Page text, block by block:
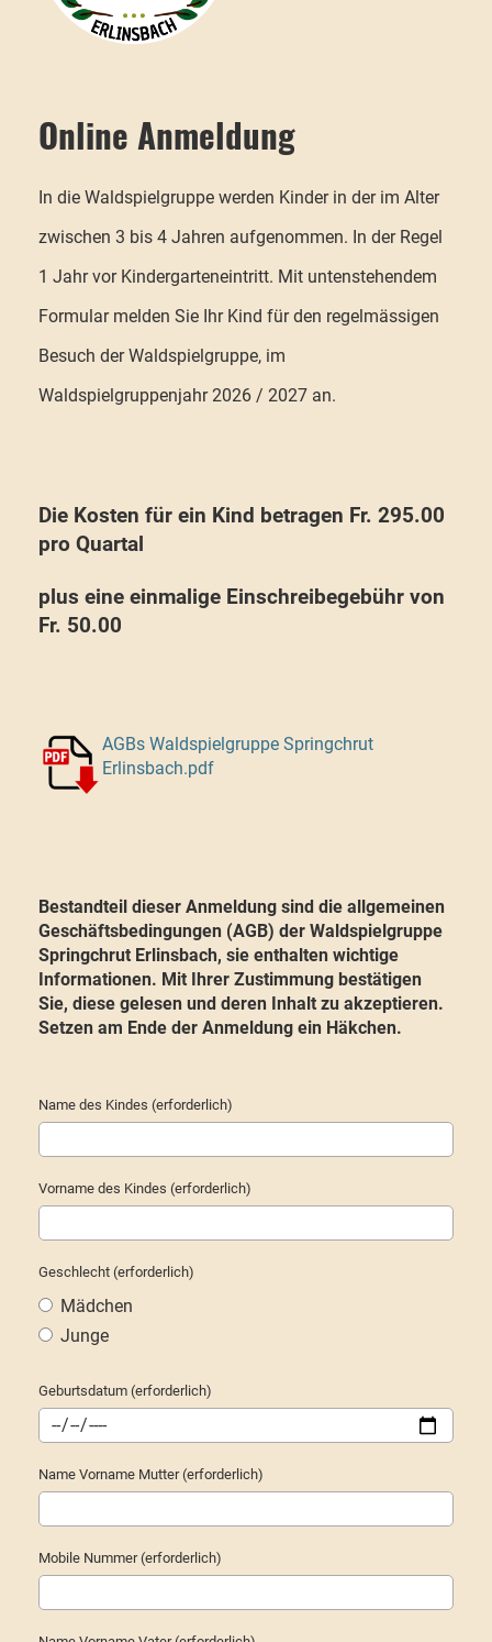
Online Anmeldung
In die Waldspielgruppe werden Kinder in der im Alter
zwischen 3 bis 4 Jahren aufgenommen. In der Regel
1 Jahr vor Kindergarteneintritt. Mit untenstehendem
Formular melden Sie Ihr Kind für den regelmässigen
Besuch der Waldspielgruppe, im
Waldspielgruppenjahr 2026 / 2027 an.
Die Kosten für ein Kind betragen Fr. 295.00
pro Quartal
plus eine einmalige Einschreibegebühr von
Fr. 50.00
AGBs Waldspielgruppe Springchrut
Erlinsbach.pdf
Bestandteil dieser Anmeldung sind die allgemeinen
Geschäftsbedingungen (AGB) der Waldspielgruppe
Springchrut Erlinsbach, sie enthalten wichtige
Informationen. Mit Ihrer Zustimmung bestätigen
Sie, diese gelesen und deren Inhalt zu akzeptieren.
Setzen am Ende der Anmeldung ein Häkchen.
Name des Kindes (erforderlich)
Vorname des Kindes (erforderlich)
Geschlecht (erforderlich)
Mädchen
Junge
Geburtsdatum (erforderlich)
Name Vorname Mutter (erforderlich)
Mobile Nummer (erforderlich)